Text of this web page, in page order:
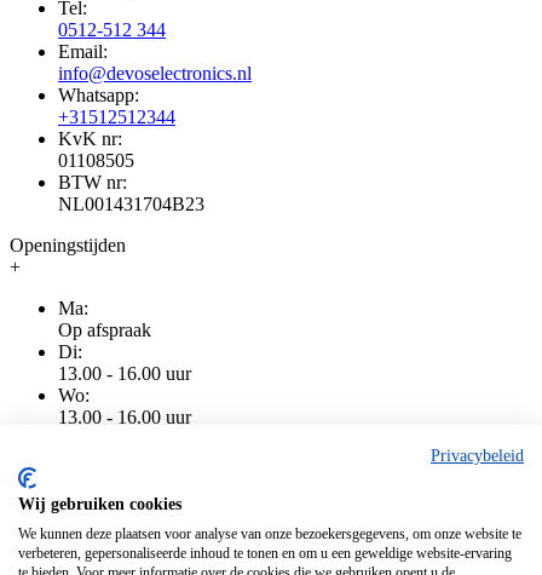
Tel:
0512-512 344
Email:
info@devoselectronics.nl
Whatsapp:
+31512512344
KvK nr:
01108505
BTW nr:
NL001431704B23
Openingstijden
+
Ma:
Op afspraak
Di:
13.00 - 16.00 uur
Wo:
13.00 - 16.00 uur
13.00 - 16.00 uur
Za:
Gesloten
Zo:
Privacybeleid
Wij gebruiken cookies
We kunnen deze plaatsen voor analyse van onze bezoekersgegevens, om onze website te
verbeteren, gepersonaliseerde inhoud te tonen en om u een geweldige website-ervaring